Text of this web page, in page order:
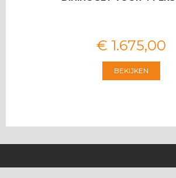
€ 1.675,00
BEKIJKEN